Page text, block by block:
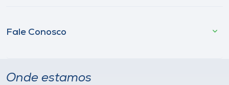
Fale Conosco
Onde estamos